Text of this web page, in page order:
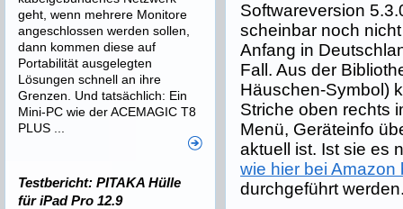
Softwareversion
scheinbar noch
Anfang in
Fall. Aus der
Häuschen-Symbol)
Striche oben rechts
Menü, Geräteinfo
aktuell ist. Ist sie es
wie hier bei Amazon
durchgeführt
geht, wenn mehrere Monitore
angeschlossen werden sollen,
dann kommen diese auf
Portabilität ausgelegten
Lösungen schnell an ihre
Grenzen. Und tatsächlich: Ein
Mini-PC wie der ACEMAGIC T8
PLUS ...
Testbericht: PITAKA Hülle
für iPad Pro 12.9